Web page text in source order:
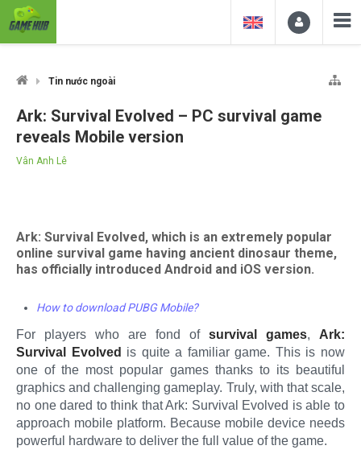
Tin nước ngoài
Ark: Survival Evolved – PC survival game
reveals Mobile version
Vân Anh Lê
Ark: Survival Evolved, which is an extremely popular
online survival game having ancient dinosaur theme,
has officially introduced Android and iOS version.
How to download PUBG Mobile?
For players who are fond of survival games, Ark:
Survival Evolved is quite a familiar game. This is now
one of the most popular games thanks to its beautiful
graphics and challenging gameplay. Truly, with that scale,
no one dared to think that Ark: Survival Evolved is able to
approach mobile platform. Because mobile device needs
powerful hardware to deliver the full value of the game.